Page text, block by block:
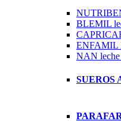
BLEMIL
ENFAMIL
NAN
SUEROS